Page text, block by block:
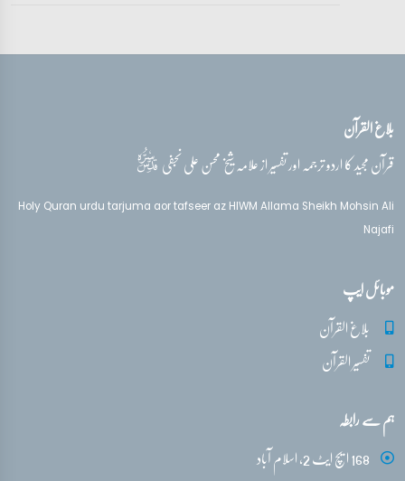
تفسیر قرآن سورہ ‎البقرة
بلاغ القرآن
قرآن مجید کا اردو ترجمہ اور تفسیر از علامہ شیخ محسن علی نجفیقدس‌سره
Holy Quran urdu tarjuma aor tafseer az HIWM Allama Sheikh Mohsin Ali
Najafi
موبائل ایپ
بلاغ القرآن
تفسیر القرآن
ہم سے رابطہ
168 ایچ ایٹ 2، اسلام آباد